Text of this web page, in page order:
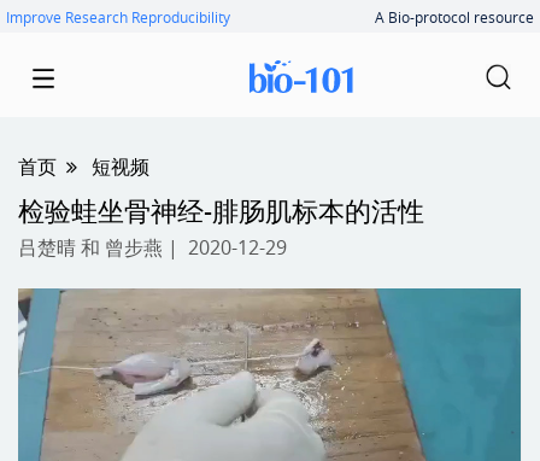
Improve Research Reproducibility A Bio-protocol resource
首页 短视频
检验蛙坐骨神经-腓肠肌标本的活性
吕楚晴和 曾步燕 | 2020-12-29